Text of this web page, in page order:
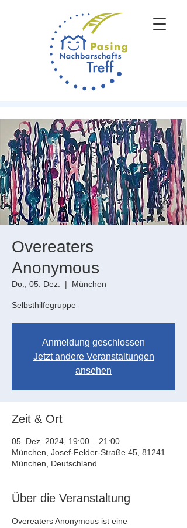
Overeaters
Anonymous
Do., 05. Dez.
  |
München
Selbsthilfegruppe
Anmeldung geschlossen
Jetzt andere Veranstaltungen
ansehen
Zeit & Ort
05. Dez. 2024, 19:00 – 21:00
München, Josef-Felder-Straße 45, 81241
München, Deutschland
Über die Veranstaltung
Overeaters Anonymous ist eine